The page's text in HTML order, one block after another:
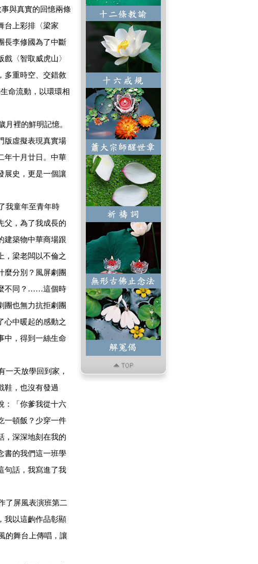
與真實的回憶兩條
台上彩排〈梁家
長李修國為了中斷
〈智取威虎山〉
多重時空、交錯敘
命流動，以環環相
裡的鮮明記憶。
版虛擬表現真實場
年十月廿日。中華
展史，更是一個讓
我童年至青年時
父，為了我成長的
建築物中華商場跟
，梁老闆以不倫之
麼分別？風屏劇團
不同？……這個時
團也無力抗拒劇團
心中暖起的感動之
中，得到一絲生命
一天放學回到家，
鞋，也沒有發過
：「你爹我從十六
一頓飯？少穿一件
，深深地刻在我的
書的我們這一班學
句話，我寫進了我
了屏風表演班第二
我以這齣作品彰顯
的舞台上傳唱，讓